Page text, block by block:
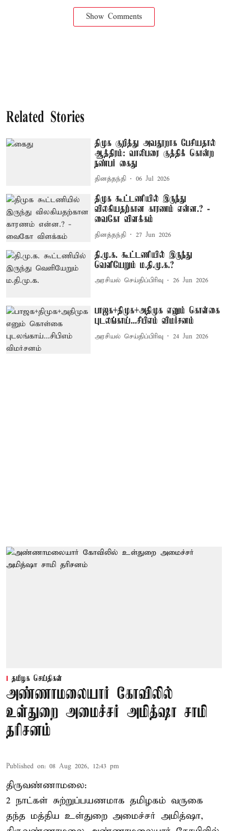
Show Comments
Related Stories
திமுக குறித்து அவதூறாக பேசியதால்
ஆத்திரம்: வாலிபரை குத்திக் கொன்ற
நண்பர் கைது
தினத்தந்தி 06 Jul 2026
திமுக கூட்டணியில் இருந்து
விலகியதற்கான காரணம் என்ன.? -
வைகோ விளக்கம்
தினத்தந்தி 27 Jun 2026
தி.மு.க. கூட்டணியில் இருந்து
வெளியேறும் ம.தி.மு.க.?
அரசியல் செய்திப்பிரிவு 26 Jun 2026
பாஜக+திமுக+அதிமுக எனும் கொள்கை
புடலங்காய்...சிபிஎம் விமர்சனம்
அரசியல் செய்திப்பிரிவு 24 Jun 2026
தமிழக செய்திகள்
அண்ணாமலையார் கோவிலில்
உள்துறை அமைச்சர் அமித்ஷா சாமி
தரிசனம்
Published on: 08 Aug 2026, 12:43 pm
திருவண்ணாமலை:
2 நாட்கள் சுற்றுப்பயணமாக தமிழகம் வருகை
தந்த மத்திய உள்துறை அமைச்சர் அமித்ஷா,